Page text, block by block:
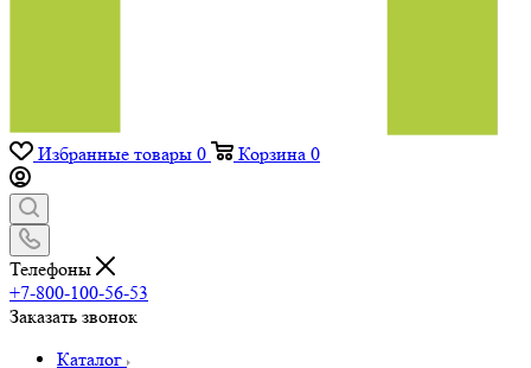
Избранные товары 0 Корзина 0
Телефоны
+7-800-100-56-53
Заказать звонок
Каталог